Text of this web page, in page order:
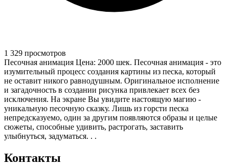
1 329 просмотров
Песочная анимация Цена: 2000 шек. Песочная анимация - это
изумительный процесс создания картины из песка, который
не оставит никого равнодушным. Оригинальное исполнение
и загадочность в создании рисунка привлекает всех без
исключения. На экране Вы увидите настоящую магию -
уникальную песочную сказку. Лишь из горсти песка
непредсказуемо, один за другим появляются образы и целые
сюжеты, способные удивить, растрогать, заставить
улыбнуться, задуматься. . .
Контакты